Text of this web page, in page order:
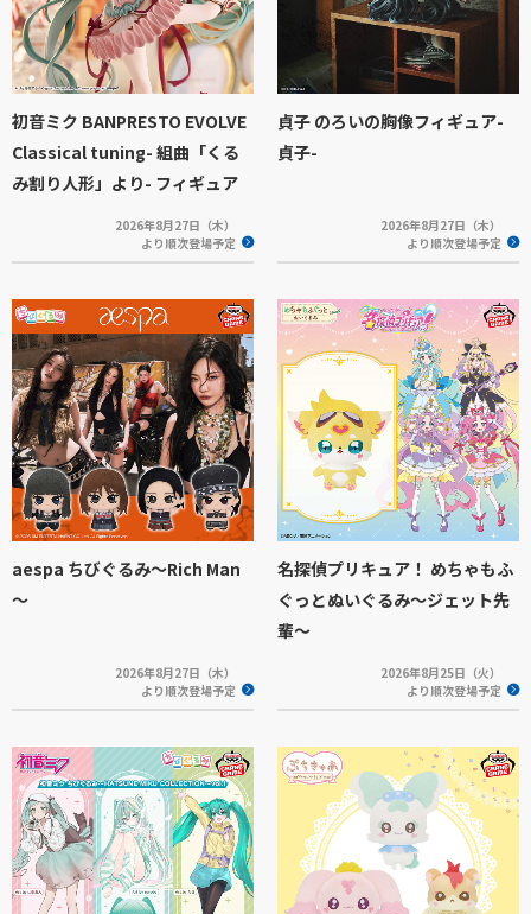
初音ミク BANPRESTO EVOLVE
Classical tuning- 組曲「くる
み割り人形」より- フィギュア
2026年8月27日（木）
より順次登場予定
貞子 のろいの胸像フィギュア-
貞子-
2026年8月27日（木）
より順次登場予定
aespa ちびぐるみ～Rich Man
～
2026年8月27日（木）
より順次登場予定
名探偵プリキュア！ めちゃもふ
ぐっとぬいぐるみ～ジェット先
輩～
2026年8月25日（火）
より順次登場予定